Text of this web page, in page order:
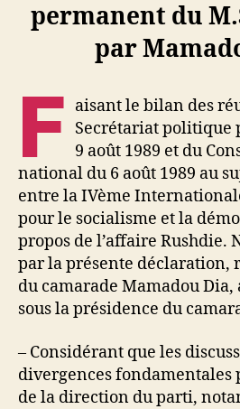
permanent du
par
F aisant le bilan des
Secrétariat politique
9 août 1989 et du
national du 6 août 1989 au
entre la IVème
pour le socialisme et la
propos de l’affaire Rushdie.
par la présente déclaration,
du camarade Mamadou
sous la présidence du
– Considérant que les
divergences fondamentales
de la direction du parti,